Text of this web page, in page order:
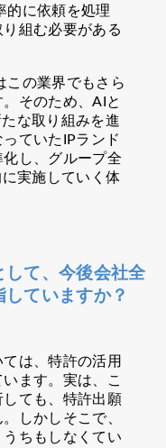
的に依頼を処理
組む必要がある
この業界でもさら
そのため、AIと
な取り組みを進
ていたIPランド
し、グループ全
実施していく体
して、今後会社全
ていますか？
は、特許の活用
ます。実は、こ
ても、特許出願
しかしそこで、
うちもしなくてい